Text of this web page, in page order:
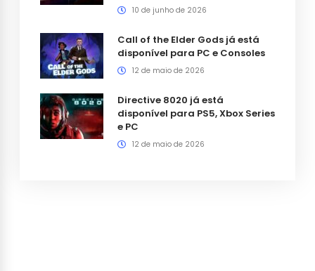
10 de junho de 2026
Call of the Elder Gods já está
disponível para PC e Consoles
12 de maio de 2026
Directive 8020 já está
disponível para PS5, Xbox Series
e PC
12 de maio de 2026